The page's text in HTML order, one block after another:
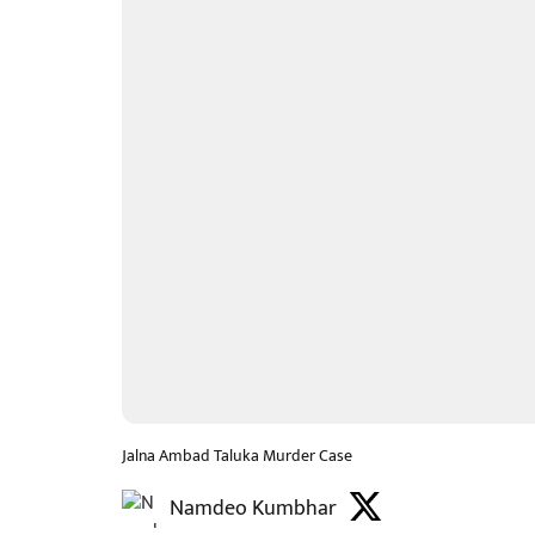
Jalna Ambad Taluka Murder Case
Namdeo Kumbhar